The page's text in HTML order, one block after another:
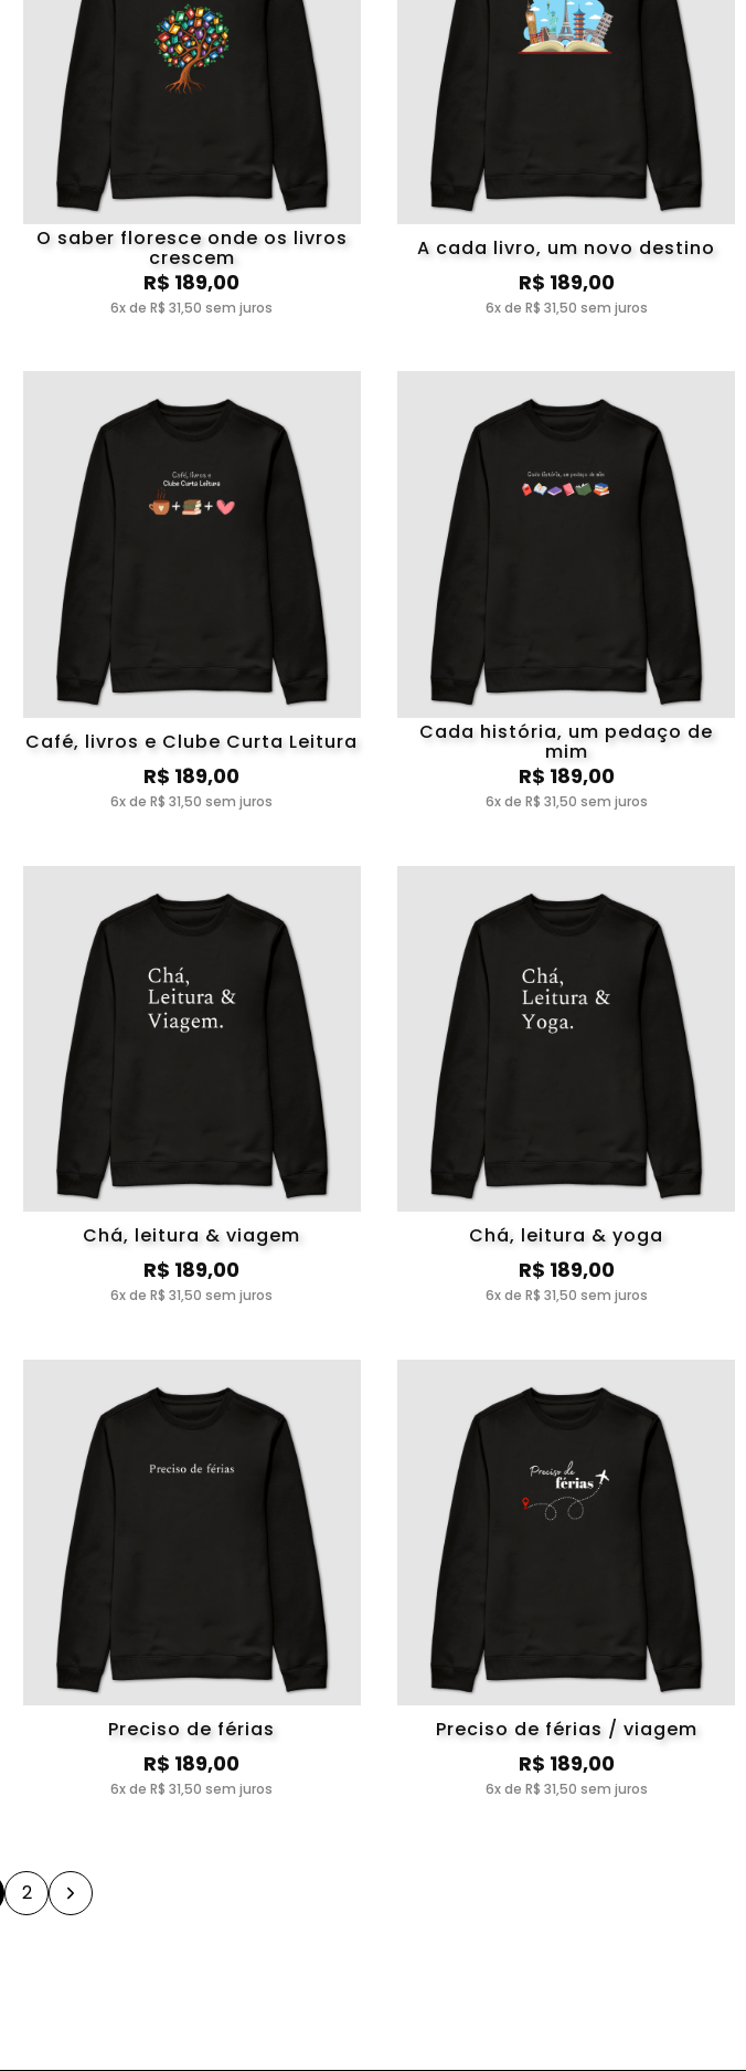
O saber floresce onde os livros
crescem
R$ 189,00
6x de R$ 31,50 sem juros
A cada livro, um novo destino
R$ 189,00
6x de R$ 31,50 sem juros
Café, livros e Clube Curta Leitura
R$ 189,00
6x de R$ 31,50 sem juros
Cada história, um pedaço de
mim
R$ 189,00
6x de R$ 31,50 sem juros
Chá, leitura & viagem
R$ 189,00
6x de R$ 31,50 sem juros
Chá, leitura & yoga
R$ 189,00
6x de R$ 31,50 sem juros
Preciso de férias
R$ 189,00
6x de R$ 31,50 sem juros
Preciso de férias / viagem
R$ 189,00
6x de R$ 31,50 sem juros
2